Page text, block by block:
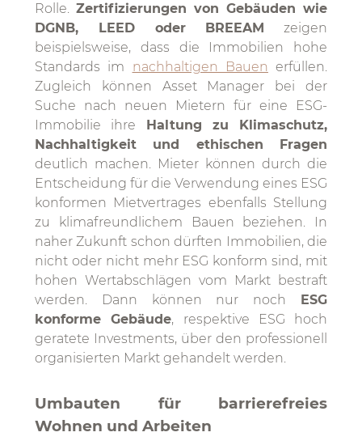
Rolle. Zertifizierungen von Gebäuden wie
DGNB, LEED oder BREEAM zeigen
beispielsweise, dass die Immobilien hohe
Standards im nachhaltigen Bauen erfüllen.
Zugleich können Asset Manager bei der
Suche nach neuen Mietern für eine ESG-
Immobilie ihre Haltung zu Klimaschutz,
Nachhaltigkeit und ethischen Fragen
deutlich machen. Mieter können durch die
Entscheidung für die Verwendung eines ESG
konformen Mietvertrages ebenfalls Stellung
zu klimafreundlichem Bauen beziehen. In
naher Zukunft schon dürften Immobilien, die
nicht oder nicht mehr ESG konform sind, mit
hohen Wertabschlägen vom Markt bestraft
werden. Dann können nur noch ESG
konforme Gebäude, respektive ESG hoch
geratete Investments, über den professionell
organisierten Markt gehandelt werden.
Umbauten für barrierefreies
Wohnen und Arbeiten